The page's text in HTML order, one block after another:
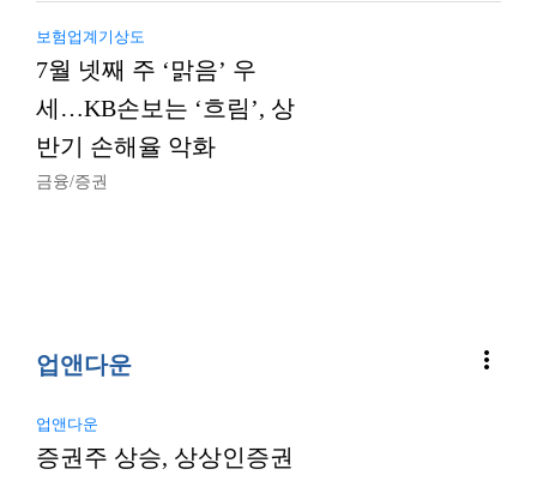
보험업계기상도
7월 넷째 주 ‘맑음’ 우
세…KB손보는 ‘흐림’, 상
반기 손해율 악화
금융/증권
업앤다운 more_vert
업앤다운
증권주 상승, 상상인증권